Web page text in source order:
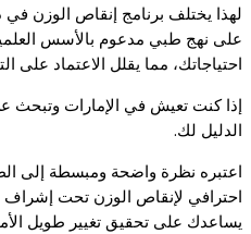
لهذا يختلف برنامج إنقاص الوزن
على نهج طبي مدعوم بالأسس
احتياجاتك، مما يقلل الاعتماد على
إذا كنت تعيش في الإمارات وتبحث
الدليل لك.
اعتبره نظرة واضحة ومبسطة إلى
احترافي لإنقاص الوزن تحت
يساعدك على تحقيق تغيير طويل